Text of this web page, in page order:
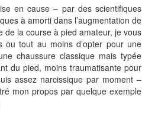
en cause – par des scientifiques
à amorti dans l’augmentation de
de la course à pied amateur, je vous
tout au moins d’opter pour une
chaussure classique mais typée
du pied, moins traumatisante pour
assez narcissique par moment –
mon propos par quelque exemple